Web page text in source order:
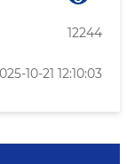
12244
10-21 12:10:03